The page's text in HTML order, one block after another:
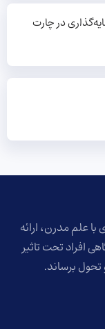
در چارت
علم مدرن، ارائه
افراد تحت تاثیر
تحول برساند.